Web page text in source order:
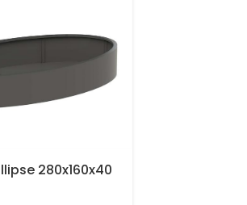
280x160x40